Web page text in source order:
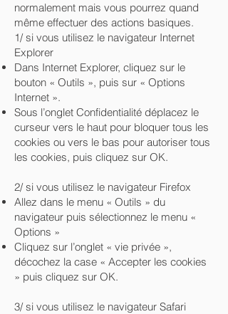
normalement mais vous pourrez quand
même effectuer des actions basiques.
1/ si vous utilisez le navigateur Internet
Explorer
Dans Internet Explorer, cliquez sur le
bouton « Outils », puis sur « Options
Internet ».
Sous l’onglet Confidentialité déplacez le
curseur vers le haut pour bloquer tous les
cookies ou vers le bas pour autoriser tous
les cookies, puis cliquez sur OK.
2/ si vous utilisez le navigateur Firefox
Allez dans le menu « Outils » du
navigateur puis sélectionnez le menu «
Options »
Cliquez sur l’onglet « vie privée »,
décochez la case « Accepter les cookies
» puis cliquez sur OK.
3/ si vous utilisez le navigateur Safari